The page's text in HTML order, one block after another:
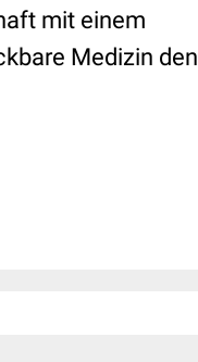
mit einem
Medizin den